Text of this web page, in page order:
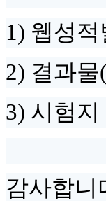
1) 웹성
2) 결과
3) 시험
감사합니